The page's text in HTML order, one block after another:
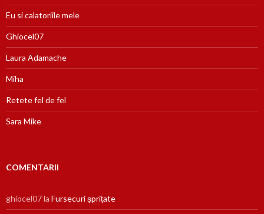
Eu si calatoriile mele
Ghiocel07
Laura Adamache
Miha
Retete fel de fel
Sara Mike
COMENTARII
ghiocel07la Fursecuri șprițate